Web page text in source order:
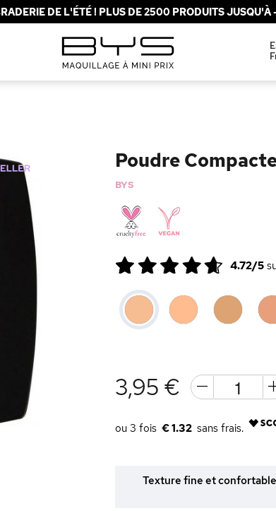
DE L'ÉTÉ ! PLUS DE 2500 PRODUITS JUSQU'À
Poudre
BYS
4.72/5
3,95 €
€ 1.32
Texture fine et